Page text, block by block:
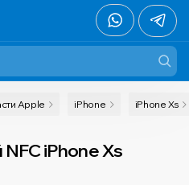
Apple iPhone iPhone Xs
iPhone Xs